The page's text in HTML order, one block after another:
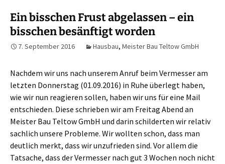
Ein bisschen Frust abgelassen – ein
bisschen besänftigt worden
7. September 2016 Hausbau, Meister Bau Teltow GmbH
Nachdem wir uns nach unserem Anruf beim Vermesser am
letzten Donnerstag (01.09.2016) in Ruhe überlegt haben,
wie wir nun reagieren sollen, haben wir uns für eine Mail
entschieden. Diese schrieben wir am Freitag Abend an
Meister Bau Teltow GmbH und darin schilderten wir relativ
sachlich unsere Probleme. Wir wollten schon, dass man
deutlich merkt, dass wir unzufrieden sind. Vor allem die
Tatsache, dass der Vermesser nach gut 3 Wochen noch nicht